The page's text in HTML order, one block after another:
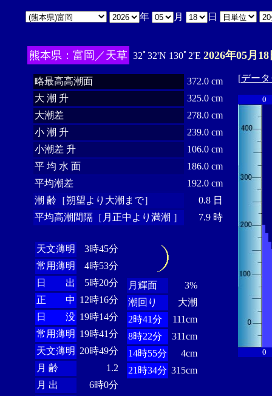
年 月 日
熊本県：富岡／天草 32ﾟ32'N 130ﾟ2'E 2026年05月
略最高高潮面
372.0 cm
大 潮 升
325.0 cm
大潮差
278.0 cm
小 潮 升
239.0 cm
小潮差 升
106.0 cm
平 均 水 面
186.0 cm
平均潮差
192.0 cm
潮 齢［朔望より大潮まで］
0.8 日
平均高潮間隔［月正中より満潮 ］
7.9 時
天文薄明
3時45分
常用薄明
4時53分
日 出
5時20分
正 中 12時16分
日 没 19時14分
常用薄明 19時41分
天文薄明 20時49分
月 齢
1.2
月 出
6時0分
月輝面
3%
潮回り
大潮
2時41分
111cm
8時22分
311cm
14時55分
4cm
21時34分 315cm
[デー
0
0